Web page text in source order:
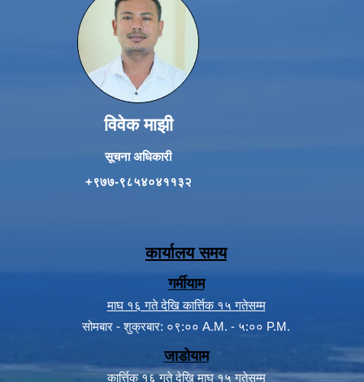
विवेक माझी
सूचना अधिकारी
+९७७-९८५४०४११३२
कार्यालय समय
गर्मीयाम
माघ १६ गते देखि कार्त्तिक १५ गतेसम्म
सोमबार - शुक्रबार: ०९:०० A.M. - ५:०० P.M.
जाडोयाम
कार्त्तिक १६ गते देखि माघ १५ गतेसम्म